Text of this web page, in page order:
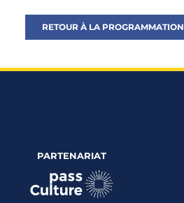
RETOUR À LA PROGRAMMATION
PARTENARIAT